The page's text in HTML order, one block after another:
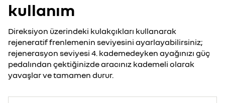
kullanım
Direksiyon üzerindeki kulakçıkları kullanarak
rejeneratif frenlemenin seviyesini ayarlayabilirsiniz;
rejenerasyon seviyesi 4. kademedeyken ayağınızı güç
pedalından çektiğinizde aracınız kademeli olarak
yavaşlar ve tamamen durur.